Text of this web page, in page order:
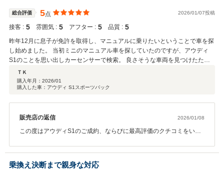
総合評価 5点 2026/01/07投稿
接客 : 5 雰囲気 : 5 アフター : 5 品質 : 5
昨年12月に息子が免許を取得し、マニュアルに乗りたいということで車を探
し始めました。 当初ミニのマニュアル車を探していたのですが、アウディ
S1のことを思い出しカーセンサーで検索。 良さそうな車両を見つけたた
め、メールで問い合わせしました。すぐに詳しい情報の返信をいただき好印
象を抱きました。 そして嫁と息子の休みが合う日に、宝塚まで現車を見に行
き車両状態も良かったので、その日のうちに契約。本日納車となりました。
り、安心できる販売店です。 枌野様この度はありがとうございました。 お
店の近くに行った際には、お邪魔したいと思います。
ＴＫ
購入年月： 2026/01
購入した車：アウディ S1スポーツバック
販売店の返信 2026/01/08
この度はアウディS1のご成約、ならびに最高評価のクチコミをいた
ます。 ご納車までの間、LINEやお電話にて迅速にご対応いただいた
おかげで、非常にスムーズに準備を進めることができました。コー
乗換え決断まで親身な対応